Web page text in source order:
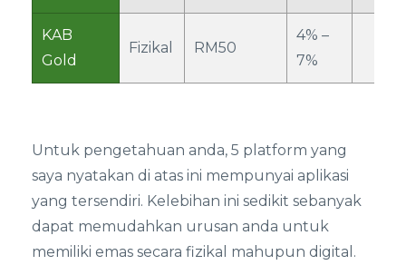
KAB
Gold
Fizikal RM50
4% –
7%
Untuk pengetahuan anda, 5 platform yang
saya nyatakan di atas ini mempunyai aplikasi
yang tersendiri. Kelebihan ini sedikit sebanyak
dapat memudahkan urusan anda untuk
memiliki emas secara fizikal mahupun digital.